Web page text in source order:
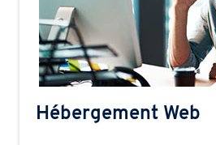
Hébergement Web